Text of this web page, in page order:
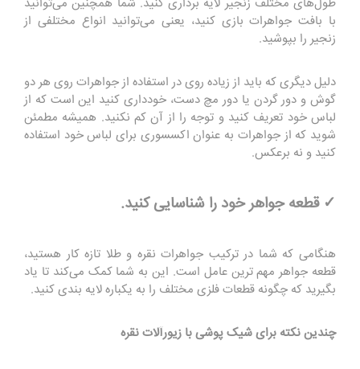
با بافت جواهرات بازی کنید، یعنی می‌توانید انواع مختلفی از
زنجیر را بپوشید.
دلیل دیگری که باید از زیاده روی در استفاده از جواهرات روی هر دو
گوش و دور گردن یا دور مچ دست، خودداری کنید این است که از
لباس خود تعریف کنید و توجه را از آن کم نکنید. همیشه مطمئن
شوید که از جواهرات به عنوان اکسسوری برای لباس خود استفاده
کنید و نه برعکس.
✓ قطعه جواهر خود را شناسایی کنید.
هنگامی که شما در ترکیب جواهرات نقره و طلا تازه کار هستید،
قطعه جواهر مهم ترین عامل است. این به شما کمک می‌کند تا یاد
بگیرید که چگونه قطعات فلزی مختلف را به یکباره لایه بندی کنید.
چندین نکته برای شیک پوشی با زیورآلات نقره